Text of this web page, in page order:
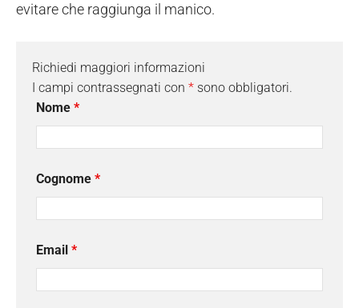
evitare che raggiunga il manico.
Richiedi maggiori informazioni
I campi contrassegnati con * sono obbligatori.
Nome *
Cognome *
Email *